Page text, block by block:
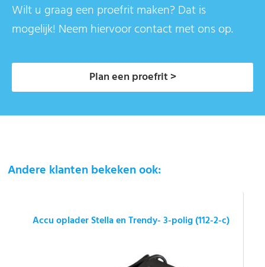
Wilt u graag een proefrit maken? Dat is
mogelijk! Neem hiervoor contact met ons op.
Plan een proefrit >
Andere klanten bekeken ook:
Accu oplader Stella en Trendy- 3-polig (112-2-c)